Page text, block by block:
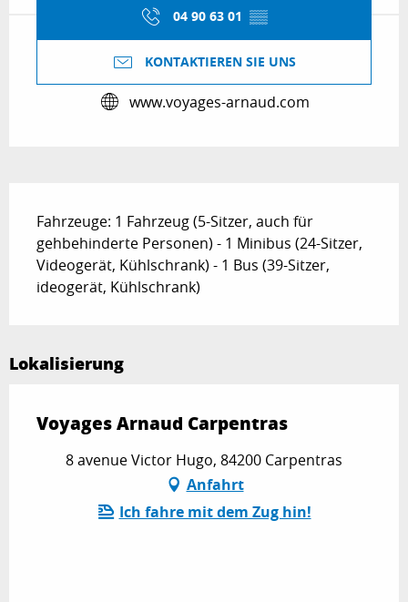
04 90 63 01 ▒▒
KONTAKTIEREN SIE UNS
www.voyages-arnaud.com
Fahrzeuge: 1 Fahrzeug (5-Sitzer, auch für
gehbehinderte Personen) - 1 Minibus (24-Sitzer,
Videogerät, Kühlschrank) - 1 Bus (39-Sitzer,
ideogerät, Kühlschrank)
Lokalisierung
Voyages Arnaud Carpentras
8 avenue Victor Hugo, 84200 Carpentras
Anfahrt
Ich fahre mit dem Zug hin!